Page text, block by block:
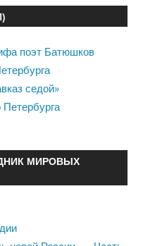
поэт Батюшков
седой»
Петербурга
МИРОВЫХ